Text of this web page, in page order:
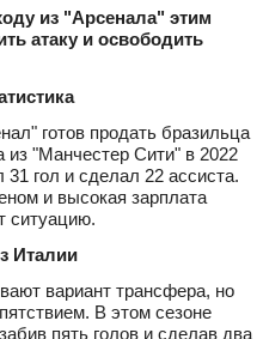
из "Арсенала" этим
атаку и освободить
готов продать бразильца
"Манчестер Сити" в 2022
31 гол и сделал 22 ассиста.
и высокая зарплата
ситуацию.
Италии
вариант трансфера, но
В этом сезоне
пять голов и сделав два